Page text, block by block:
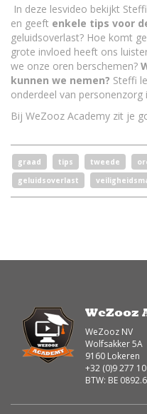
In deze lesvideo bekijkt
en geeft enkele tips voor
geluidsoverlast? Hoe komt
grote invloed heeft ons
we onze oren berschemen?
kunnen we nemen? Steffi
onderdeel van personenzorg
Bij WeZooz Academy zit je
graad tips tweede
geluidsoverlast
WeZooz
WeZooz NV
Wolfsakker 5A
9160 Lokeren
+32 (0)9 277
BTW: BE